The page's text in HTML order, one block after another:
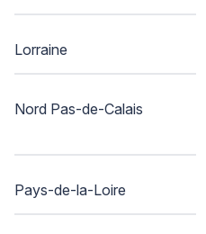
Lorraine
Nord Pas-de-Calais
Pays-de-la-Loire